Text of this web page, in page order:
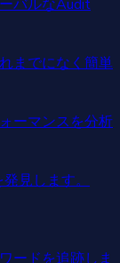
バルなAudit
までになく簡単
ーマンスを分析
見します。
ードを追跡しま